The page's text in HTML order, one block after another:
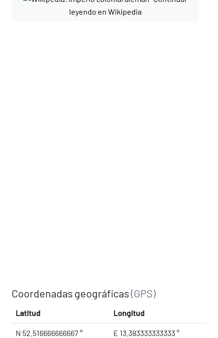
leyendo en Wikipedia
Coordenadas geográficas(GPS)
Latitud Longitud
N 52.516666666667 ° E 13.383333333333 °